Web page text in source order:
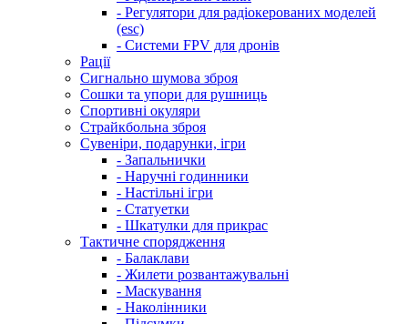
- Регулятори для радіокерованих моделей
(esc)
- Системи FPV для дронів
Рації
Сигнально шумова зброя
Сошки та упори для рушниць
Спортивні окуляри
Страйкбольна зброя
Сувеніри, подарунки, ігри
- Запальнички
- Наручні годинники
- Настільні ігри
- Статуетки
- Шкатулки для прикрас
Тактичне спорядження
- Балаклави
- Жилети розвантажувальні
- Маскування
- Наколінники